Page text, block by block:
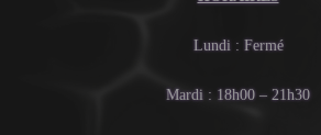
Lundi : Fermé
Mardi : 18h00 – 21h30